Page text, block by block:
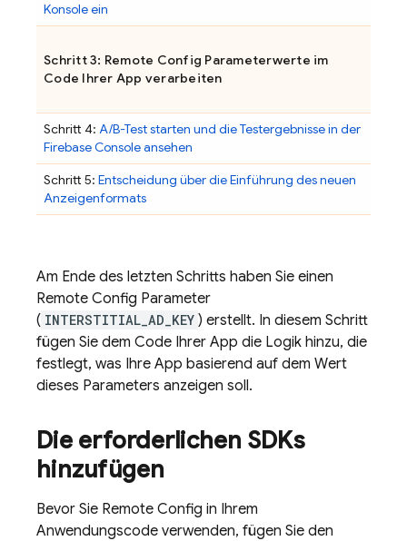
Konsole ein
Schritt 3: Remote Config Parameterwerte im
Code Ihrer App verarbeiten
Schritt 4: A/B-Test starten und die Testergebnisse in der
FirebaseConsole ansehen
Schritt 5: Entscheidung über die Einführung des neuen
Anzeigenformats
Am Ende des letzten Schritts haben Sie einen
Remote Config Parameter
( INTERSTITIAL_AD_KEY ) erstellt. In diesem Schritt
fügen Sie dem Code Ihrer App die Logik hinzu, die
festlegt, was Ihre App basierend auf dem Wert
dieses Parameters anzeigen soll.
Die erforderlichen SDKs
hinzufügen
Bevor Sie Remote Config in Ihrem
Anwendungscode verwenden, fügen Sie den